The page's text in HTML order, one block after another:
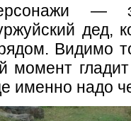
—
дед,
Видимо
момент
именно надо